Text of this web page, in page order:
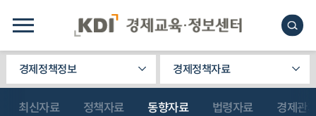
경제정책정보 경제정책자료
최신자료 정책자료 동향자료 법령자료 경제관